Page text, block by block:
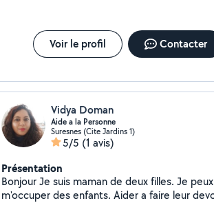
Voir le profil Contacter
Vidya Doman
Aide a la Personne
Suresnes (Cite Jardins 1)
5/5 (1 avis)
Présentation
Bonjour Je suis maman de deux filles. Je peux
m'occuper des enfants. Aider a faire leur devoirs et